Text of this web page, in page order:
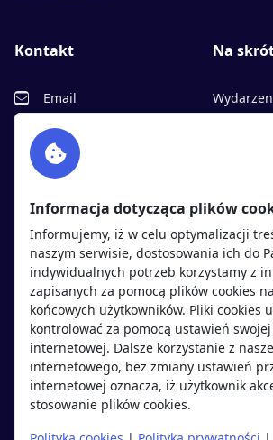
Kontakt
Email
Facebook
Twitter
Na
Polityka
Polityka
Kandydaci
Regulamin kandydata
Oferty pracy
Pracodawcy
Opinie o pracodawcach
Dodaj
Informacja dotycząca plików
Informujemy, iż w celu optymalizacji
naszym serwisie, dostosowania ich do
indywidualnych potrzeb korzystamy z
zapisanych za pomocą plików cookies
końcowych użytkowników. Pliki cookies
kontrolować za pomocą ustawień
internetowej. Dalsze korzystanie z
internetowego, bez zmiany ustawień
internetowej oznacza, iż użytkownik
stosowanie plików cookies.